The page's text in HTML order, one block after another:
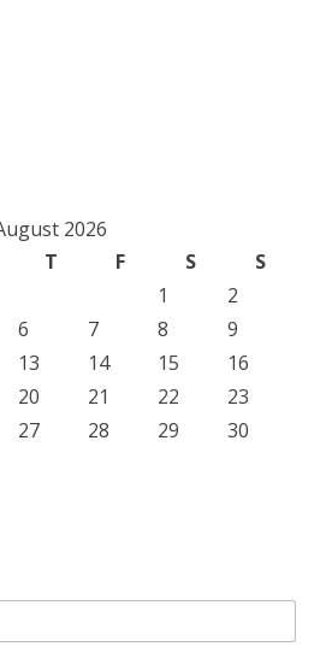
2026
T F S
S
1
2
6 7 8
9
13 14 15
16
20 21 22
23
27 28 29
30